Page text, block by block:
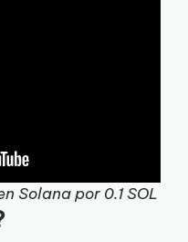
Solana por 0.1 SOL